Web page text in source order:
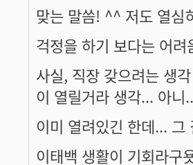
맞는 말씀! ^^ 저도 열심
걱정을 하기 보다는 어
사실, 직장 갖으려는 생
이 열릴거라 생각... 아니
이미 열려있긴 한데...
이태백 생활이 기회라구